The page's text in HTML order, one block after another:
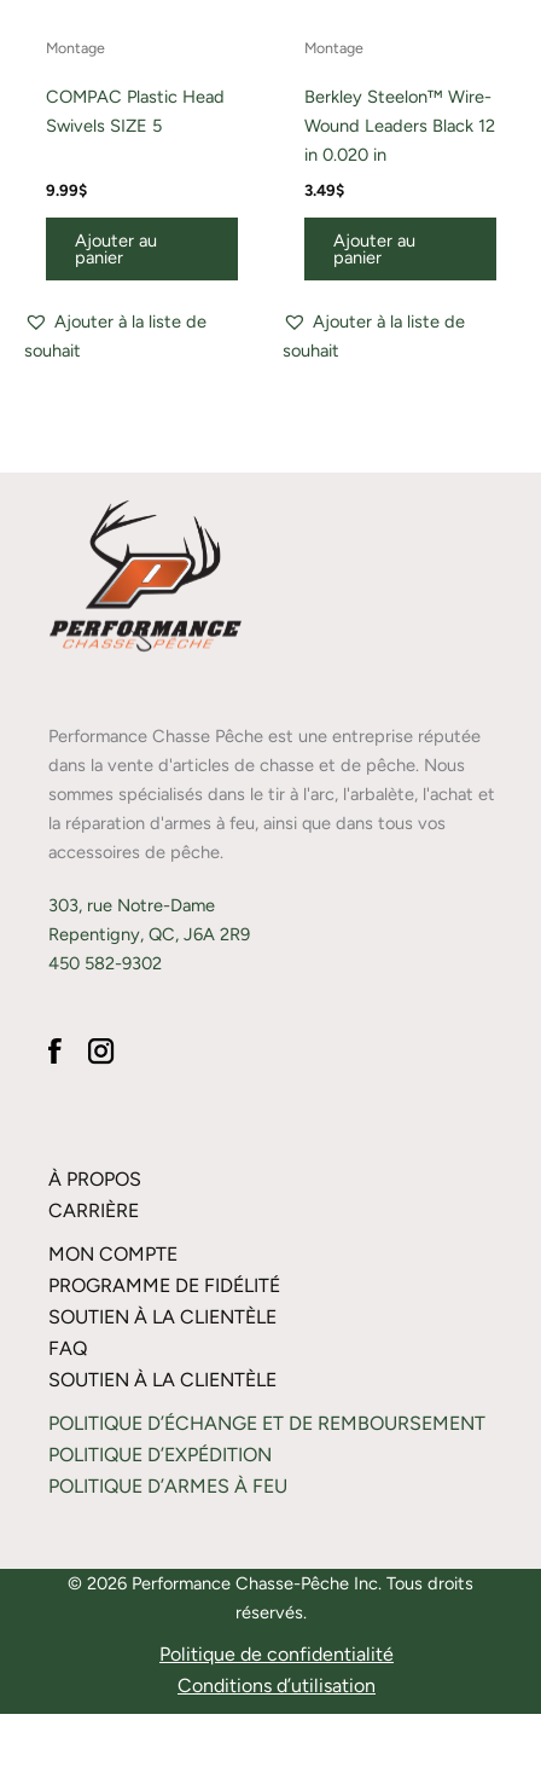
Montage
COMPAC Plastic Head
Swivels SIZE 5
9.99$
Ajouter au
panier
Ajouter à la liste de
souhait
Montage
Berkley Steelon™ Wire-
Wound Leaders Black 12
in 0.020 in
3.49$
Ajouter au
panier
Ajouter à la liste de
souhait
Performance Chasse Pêche est une entreprise réputée
dans la vente d'articles de chasse et de pêche. Nous
sommes spécialisés dans le tir à l'arc, l'arbalète, l'achat et
la réparation d'armes à feu, ainsi que dans tous vos
accessoires de pêche.
303, rue Notre-Dame
Repentigny, QC, J6A 2R9
450 582-9302
À PROPOS
CARRIÈRE
MON COMPTE
PROGRAMME DE FIDÉLITÉ
SOUTIEN À LA CLIENTÈLE
FAQ
SOUTIEN À LA CLIENTÈLE
POLITIQUE D’ÉCHANGE ET DE REMBOURSEMENT
POLITIQUE D’EXPÉDITION
POLITIQUE D’ARMES À FEU
© 2026 Performance Chasse-Pêche Inc. Tous droits
réservés.
Politique de confidentialité
Conditions d’utilisation